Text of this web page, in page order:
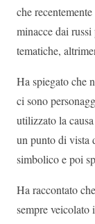
che
minacce dai
tematiche,
Ha spiegato che
ci sono
utilizzato la
un punto di vista
simbolico e poi
Ha raccontato
sempre veicolato